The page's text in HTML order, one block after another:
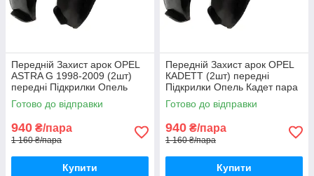
Передній Захист арок OPEL
ASTRA G 1998-2009 (2шт)
передні Підкрилки Опель
Астра Джі пара передніх
Готово до відправки
940 ₴/пара
1 160 ₴/пара
Купити
Передній Захист арок OPEL
КADETT (2шт) передні
Підкрилки Опель Кадет пара
передніх
Готово до відправки
940 ₴/пара
1 160 ₴/пара
Купити